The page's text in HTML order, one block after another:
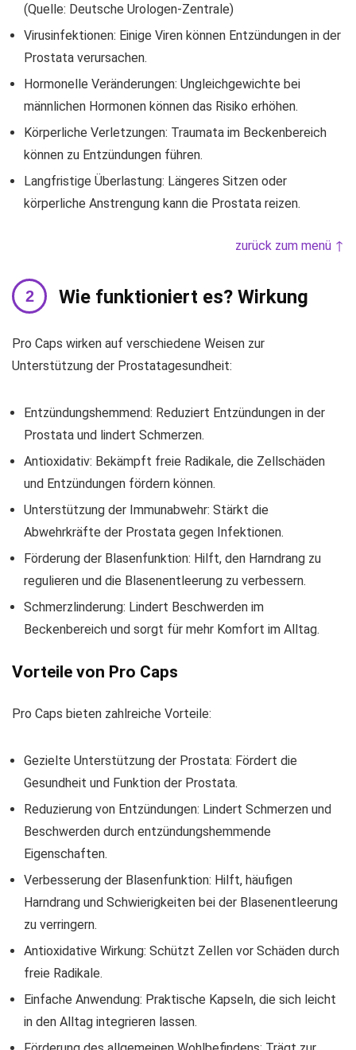
(Quelle: Deutsche Urologen-Zentrale)
Virusinfektionen: Einige Viren können Entzündungen in der
Prostata verursachen.
Hormonelle Veränderungen: Ungleichgewichte bei
männlichen Hormonen können das Risiko erhöhen.
Körperliche Verletzungen: Traumata im Beckenbereich
können zu Entzündungen führen.
Langfristige Überlastung: Längeres Sitzen oder
körperliche Anstrengung kann die Prostata reizen.
zurück zum menü ↑
Wie funktioniert es? Wirkung
Pro Caps wirken auf verschiedene Weisen zur
Unterstützung der Prostatagesundheit:
Entzündungshemmend: Reduziert Entzündungen in der
Prostata und lindert Schmerzen.
Antioxidativ: Bekämpft freie Radikale, die Zellschäden
und Entzündungen fördern können.
Unterstützung der Immunabwehr: Stärkt die
Abwehrkräfte der Prostata gegen Infektionen.
Förderung der Blasenfunktion: Hilft, den Harndrang zu
regulieren und die Blasenentleerung zu verbessern.
Schmerzlinderung: Lindert Beschwerden im
Beckenbereich und sorgt für mehr Komfort im Alltag.
Vorteile von Pro Caps
Pro Caps bieten zahlreiche Vorteile:
Gezielte Unterstützung der Prostata: Fördert die
Gesundheit und Funktion der Prostata.
Reduzierung von Entzündungen: Lindert Schmerzen und
Beschwerden durch entzündungshemmende
Eigenschaften.
Verbesserung der Blasenfunktion: Hilft, häufigen
Harndrang und Schwierigkeiten bei der Blasenentleerung
zu verringern.
Antioxidative Wirkung: Schützt Zellen vor Schäden durch
freie Radikale.
Einfache Anwendung: Praktische Kapseln, die sich leicht
in den Alltag integrieren lassen.